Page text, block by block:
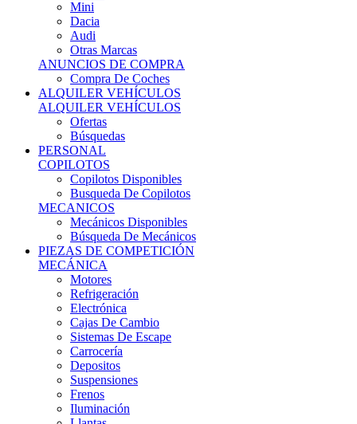
Audi
Otras Marcas
ANUNCIOS DE COMPRA
Compra De Coches
ALQUILER VEHÍCULOS
ALQUILER VEHÍCULOS
Ofertas
Búsquedas
PERSONAL
COPILOTOS
Copilotos Disponibles
Busqueda De Copilotos
MECANICOS
Mecánicos Disponibles
Búsqueda De Mecánicos
PIEZAS DE COMPETICIÓN
MECÁNICA
Motores
Refrigeración
Electrónica
Cajas De Cambio
Sistemas De Escape
Carrocería
Depositos
Suspensiones
Frenos
Iluminación
Llantas
NEUMÁTICOS DE ASFALTO